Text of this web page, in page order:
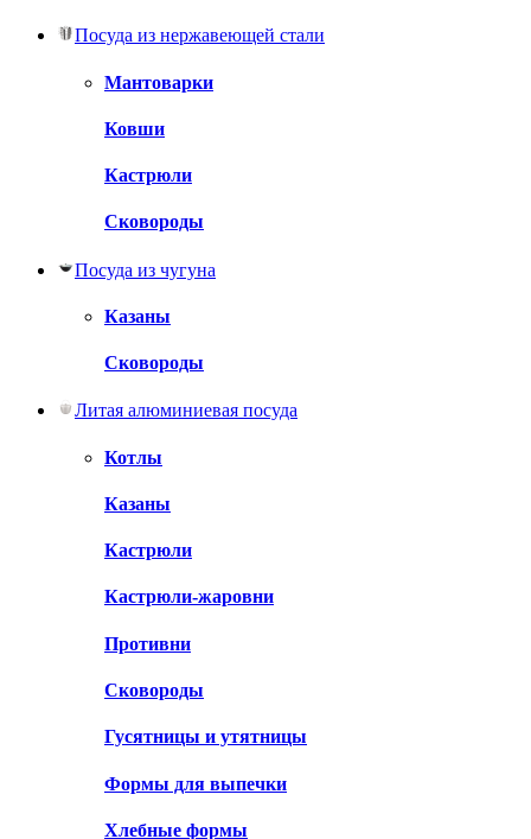
Посуда из нержавеющей стали
Мантоварки
Ковши
Кастрюли
Сковороды
Посуда из чугуна
Казаны
Сковороды
Литая алюминиевая посуда
Котлы
Казаны
Кастрюли
Кастрюли-жаровни
Противни
Сковороды
Гусятницы и утятницы
Формы для выпечки
Хлебные формы